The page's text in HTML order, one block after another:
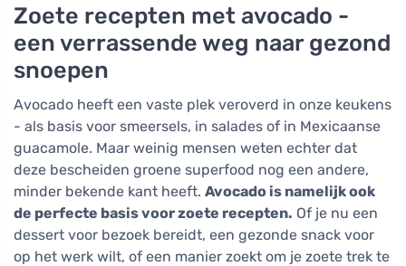
Zoete recepten met avocado -
een verrassende weg naar gezond
snoepen
Avocado heeft een vaste plek veroverd in onze keukens
- als basis voor smeersels, in salades of in Mexicaanse
guacamole. Maar weinig mensen weten echter dat
deze bescheiden groene superfood nog een andere,
minder bekende kant heeft. Avocado is namelijk ook
de perfecte basis voor zoete recepten. Of je nu een
dessert voor bezoek bereidt, een gezonde snack voor
op het werk wilt, of een manier zoekt om je zoete trek te